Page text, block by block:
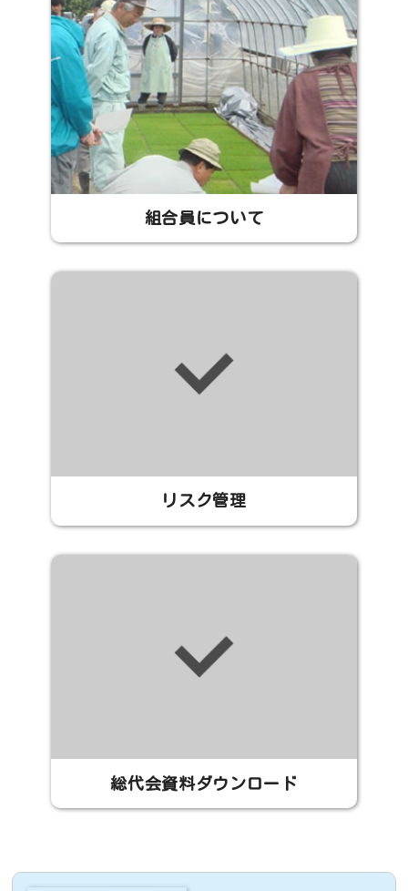
組合員について
リスク管理
総代会資料ダウンロード